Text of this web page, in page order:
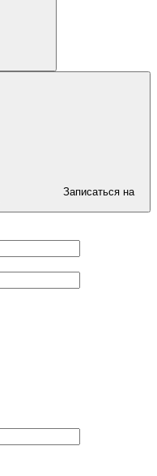
Записаться на